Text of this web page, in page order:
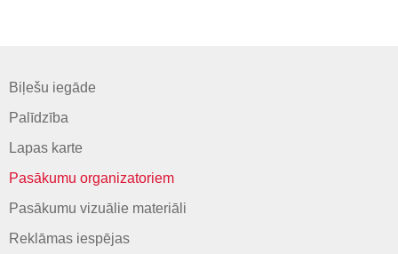
Biļešu iegāde
Palīdzība
Lapas karte
Pasākumu organizatoriem
Pasākumu vizuālie materiāli
Reklāmas iespējas